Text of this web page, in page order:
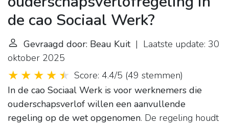
de cao Sociaal Werk?
Gevraagd door: Beau Kuit| Laatste update: 30
oktober 2025
Score: 4.4/5 (49 stemmen)
In de cao Sociaal Werk is voor werknemers die
ouderschapsverlof willen een aanvullende
regeling op de wet opgenomen. De regeling houdt